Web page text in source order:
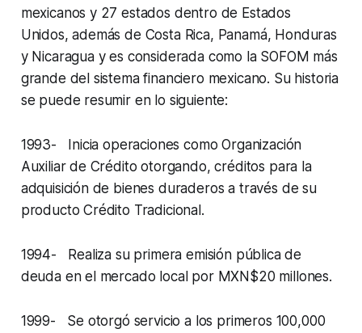
mexicanos y 27 estados dentro de Estados
Unidos, además de Costa Rica, Panamá, Honduras
y Nicaragua y es considerada como la SOFOM más
grande del sistema financiero mexicano. Su historia
se puede resumir en lo siguiente:
1993- Inicia operaciones como Organización
Auxiliar de Crédito otorgando, créditos para la
adquisición de bienes duraderos a través de su
producto Crédito Tradicional.
1994- Realiza su primera emisión pública de
deuda en el mercado local por MXN$20 millones.
1999- Se otorgó servicio a los primeros 100,000